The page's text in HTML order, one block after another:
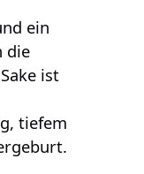
ein
die
ist
tiefem